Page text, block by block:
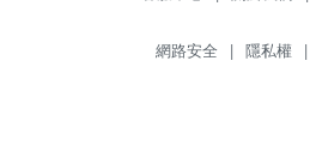
網路安全 | 隱私權 |